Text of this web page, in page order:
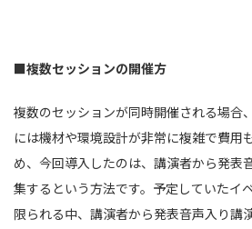
■複数セッションの開催方
複数のセッションが同時開催される場合
には機材や環境設計が非常に複雑で費用
め、今回導入したのは、講演者から発表
集するという方法です。予定していたイ
限られる中、講演者から発表音声入り講